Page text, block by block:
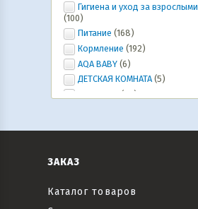
Гигиена и уход за взрослыми
(100)
Питание (168)
Кормление (192)
AQA BABY (6)
ДЕТСКАЯ КОМНАТА (5)
(20)
кенгуру
Текстиль (6)
ЗАКАЗ
Каталог товаров